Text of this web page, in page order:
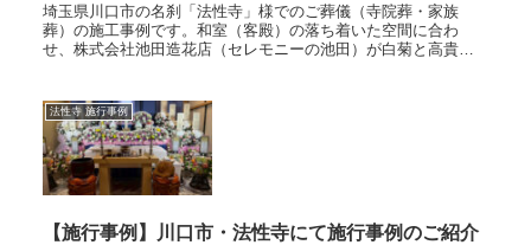
埼玉県川口市の名刹「法性寺」様でのご葬儀（寺院葬・家族
葬）の施工事例です。和室（客殿）の落ち着いた空間に合わ
せ、株式会社池田造花店（セレモニーの池田）が白菊と高貴な
法性寺 施行事例
【施行事例】川口市・法性寺にて施行事例のご紹介